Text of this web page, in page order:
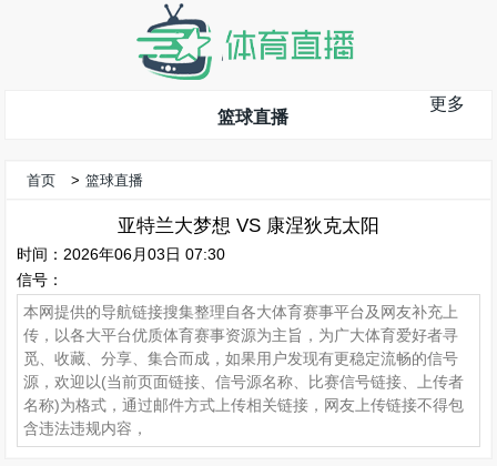
篮球直播
更多
首页 > 篮球直播
亚特兰大梦想 VS 康涅狄克太阳
时间：2026年06月03日 07:30
信号：
本网提供的导航链接搜集整理自各大体育赛事平台及网友补充上
传，以各大平台优质体育赛事资源为主旨，为广大体育爱好者寻
觅、收藏、分享、集合而成，如果用户发现有更稳定流畅的信号
源，欢迎以(当前页面链接、信号源名称、比赛信号链接、上传者
名称)为格式，通过邮件方式上传相关链接，网友上传链接不得包
含违法违规内容，